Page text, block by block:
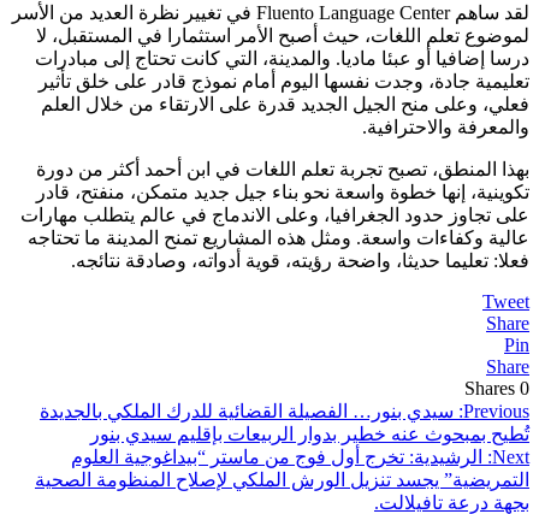
لقد ساهم Fluento Language Center في تغيير نظرة العديد من الأسر
لموضوع تعلم اللغات، حيث أصبح الأمر استثمارا في المستقبل، لا
درسا إضافيا أو عبئا ماديا. والمدينة، التي كانت تحتاج إلى مبادرات
تعليمية جادة، وجدت نفسها اليوم أمام نموذج قادر على خلق تأثير
فعلي، وعلى منح الجيل الجديد قدرة على الارتقاء من خلال العلم
والمعرفة والاحترافية.
بهذا المنطق، تصبح تجربة تعلم اللغات في ابن أحمد أكثر من دورة
تكوينية، إنها خطوة واسعة نحو بناء جيل جديد متمكن، منفتح، قادر
على تجاوز حدود الجغرافيا، وعلى الاندماج في عالم يتطلب مهارات
عالية وكفاءات واسعة. ومثل هذه المشاريع تمنح المدينة ما تحتاجه
فعلا: تعليما حديثا، واضحة رؤيته، قوية أدواته، وصادقة نتائجه.
Tweet
Share
Pin
Share
0
Shares
تصفّح
المقالات
Previous: سيدي بنور… الفصيلة القضائية للدرك الملكي بالجديدة
تُطيح بمبحوث عنه خطير بدوار الربيعات بإقليم سيدي بنور
Next:
الرشيدية: تخرج أول فوج من ماستر “بيداغوجية العلوم
التمريضية” يجسد تنزيل الورش الملكي لإصلاح المنظومة الصحية
بجهة درعة تافيلالت.